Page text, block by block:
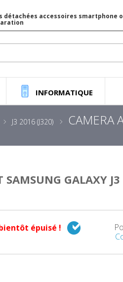
détachées accessoires smartphone
INFORMATIQUE
J3 2016 (J320) CAMERA
SAMSUNG GALAXY
épuisé !